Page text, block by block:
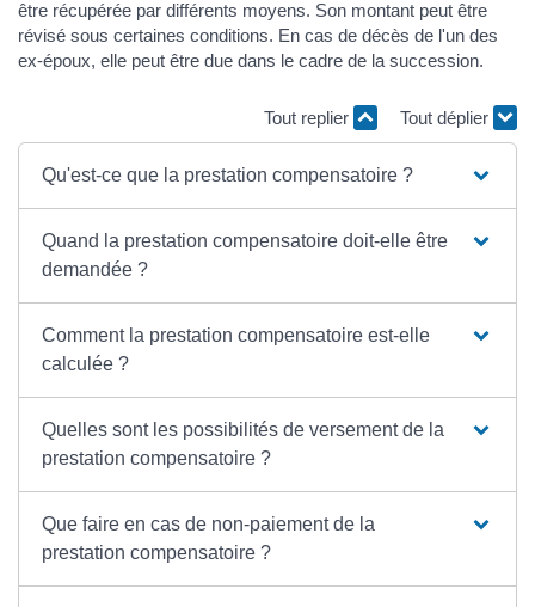
être récupérée par différents moyens. Son montant peut être
révisé sous certaines conditions. En cas de décès de l'un des
ex-époux, elle peut être due dans le cadre de la succession.
Tout replier Tout déplier
Qu'est-ce que la prestation compensatoire ?
Quand la prestation compensatoire doit-elle être
demandée ?
Comment la prestation compensatoire est-elle
calculée ?
Quelles sont les possibilités de versement de la
prestation compensatoire ?
Que faire en cas de non-paiement de la
prestation compensatoire ?